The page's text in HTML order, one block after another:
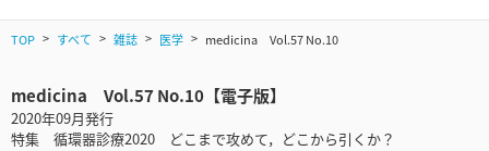
TOP すべて 雑誌 医学 medicina Vol.57 No.10
medicina Vol.57 No.10【電子版】
2020年09月発行
特集 循環器診療2020 どこまで攻めて，どこから引くか？